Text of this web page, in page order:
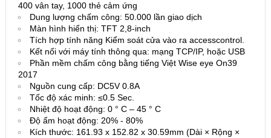
400 vân tay, 1000 thẻ cảm ứng
Dung lượng chấm công: 50.000 lần giao dịch
Màn hình hiển thị: TFT 2,8-inch
Tích hợp tính năng Kiểm soát cửa vào ra accesscontrol.
Kết nối với máy tính thông qua: mạng TCP/IP, hoặc USB
Phần mềm chấm công bằng tiếng Việt Wise eye On39
2017
Nguồn cung cấp: DC5V 0.8A
Tốc độ xác minh: ≤0.5 Sec.
Nhiệt độ hoạt động: 0 ° C – 45 ° C
Độ ẩm hoạt động: 20% ​​- 80%
Kích thước: 161.93 x 152.82 x 30.59mm (Dài × Rộng ×